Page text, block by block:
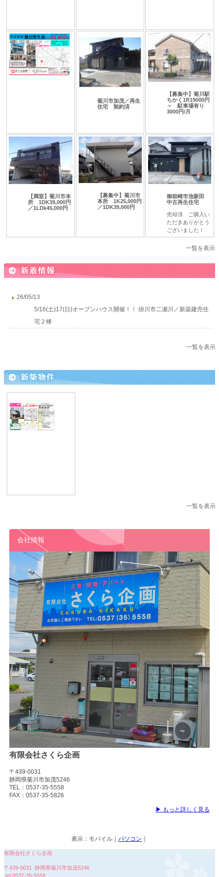
菊川市加茂／再生
住宅 契約済
【募集中】菊川駅
ちかく1R19000円
～ 駐車場有り
3000円/月
【満室】菊川市本
所 1DK39,000円
／1LDk45,000円
【募集中】菊川市
本所 1K25,000円
／1DK39,000円
御前崎市池新田
中古再生住宅
売却済 ご購入い
ただきありがとう
ございました！
一覧を表示
26/05/13
5/16(土)17(日)オープンハウス開催！！ 掛川市二瀬川／新築建売住
宅２棟
一覧を表示
一覧を表示
会社情報
有限会社さくら企画
〒439-0031
静岡県菊川市加茂5246
TEL：0537-35-5558
FAX：0537-35-5826
▶ もっと詳しく見る
表示： モバイル ｜ パソコン ｜
有限会社さくら企画
〒439-0031 静岡県菊川市加茂5246
tel. 0537-35-5558